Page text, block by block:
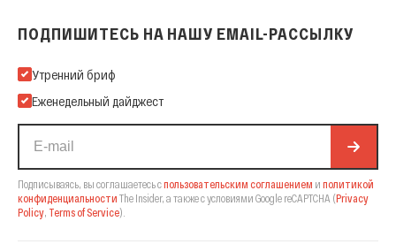
ПОДПИШИТЕСЬ НА НАШУ EMAIL-РАССЫЛКУ
Подпишитесь на нашу Email-рассылку
Утренний бриф
Еженедельный дайджест
Подписываясь, вы соглашаетесь спользовательским соглашением и политикой
конфиденциальности The Insider, а также с условиями Google reCAPTCHA (Privacy
Policy, Terms of Service).